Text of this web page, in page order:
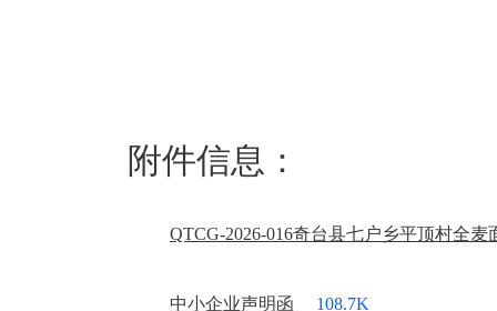
附件信息：
QTCG-2026-016奇台县七户乡平顶村全
中小企业声明函 108.7K